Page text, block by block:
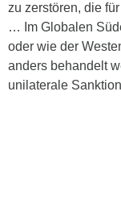
zu zerstören, die
… Im Globalen
oder wie der
anders behandelt
unilaterale